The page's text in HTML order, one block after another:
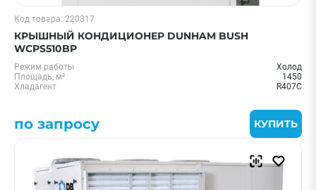
Код товара: 220317
КРЫШНЫЙ КОНДИЦИОНЕР DUNHAM BUSH
WCPS510BP
Режим работы
Холод
Площадь, м²
1450
Хладагент
R407C
по запросу КУПИТЬ